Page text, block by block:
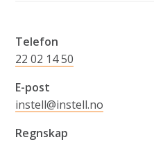
Telefon
22 02 14 50
E-post
instell@instell.no
Regnskap